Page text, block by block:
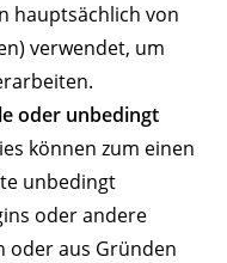
hauptsächlich von
verwendet, um
oder unbedingt
können zum einen
unbedingt
oder andere
oder aus Gründen